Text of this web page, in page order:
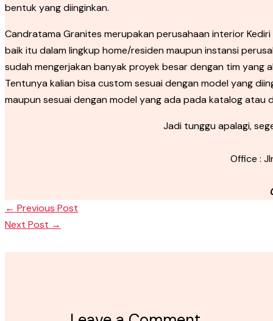
bentuk yang diinginkan.
Candratama Granites merupakan perusahaan interior
baik itu dalam lingkup home/residen maupun instansi
sudah mengerjakan banyak proyek besar dengan tim yang
Tentunya kalian bisa custom sesuai dengan model yang
maupun sesuai dengan model yang ada pada katalog atau
Jadi tunggu apalagi,
Office :
← Previous Post
Next Post →